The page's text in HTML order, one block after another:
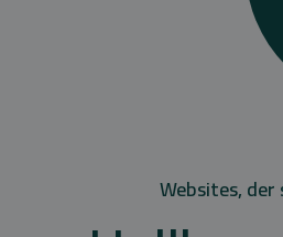
Websites,